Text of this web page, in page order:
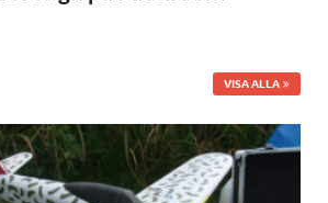
VISA ALLA